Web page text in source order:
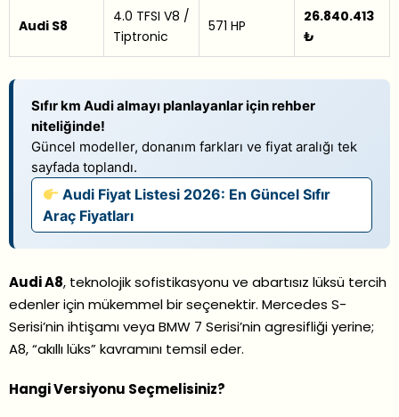
Audi S8
4.0 TFSI V8 /
Tiptronic
571 HP
26.840.413
₺
Sıfır km Audi almayı planlayanlar için rehber
niteliğinde!
Güncel modeller, donanım farkları ve fiyat aralığı tek
sayfada toplandı.
Audi Fiyat Listesi 2026: En Güncel Sıfır
Araç Fiyatları
Audi A8, teknolojik sofistikasyonu ve abartısız lüksü tercih
edenler için mükemmel bir seçenektir. Mercedes S-
Serisi’nin ihtişamı veya BMW 7 Serisi’nin agresifliği yerine;
A8, “akıllı lüks” kavramını temsil eder.
Hangi Versiyonu Seçmelisiniz?